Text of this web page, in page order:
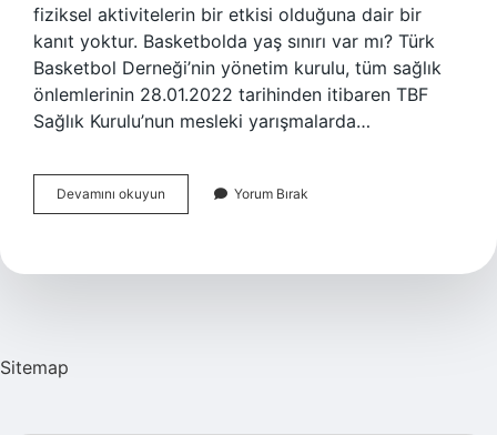
fiziksel aktivitelerin bir etkisi olduğuna dair bir
kanıt yoktur. Basketbolda yaş sınırı var mı? Türk
Basketbol Derneği’nin yönetim kurulu, tüm sağlık
önlemlerinin 28.01.2022 tarihinden itibaren TBF
Sağlık Kurulu’nun mesleki yarışmalarda…
Devamını okuyun
Yaşında
Mı
Yorum Bırak
Sitemap